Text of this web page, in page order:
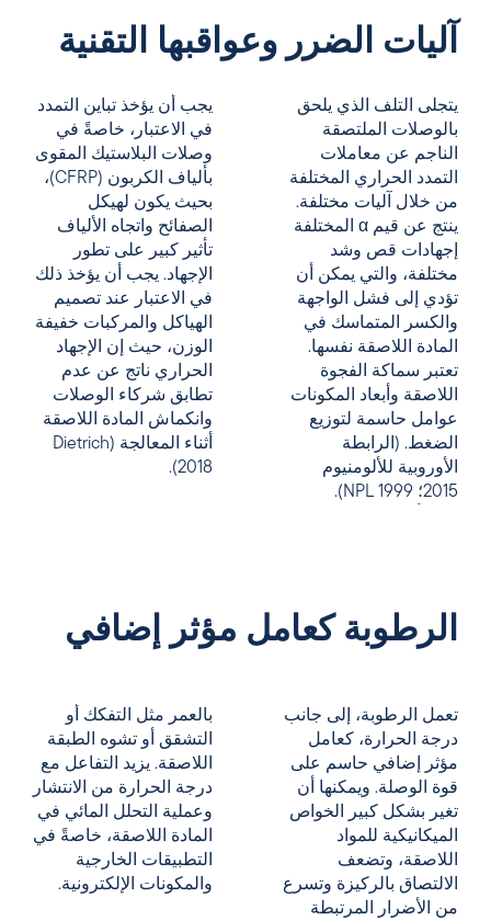
آليات الضرر وعواقبها التقنية
يتجلى التلف الذي يلحق
بالوصلات الملتصقة
الناجم عن معاملات
التمدد الحراري المختلفة
من خلال آليات مختلفة.
ينتج عن قيم α المختلفة
إجهادات قص وشد
مختلفة، والتي يمكن أن
تؤدي إلى فشل الواجهة
والكسر المتماسك في
المادة اللاصقة نفسها.
تعتبر سماكة الفجوة
اللاصقة وأبعاد المكونات
عوامل حاسمة لتوزيع
الضغط. (الرابطة
الأوروبية للألومنيوم
2015؛ NPL 1999).
يجب أن يؤخذ تباين التمدد
في الاعتبار، خاصةً في
وصلات البلاستيك المقوى
بألياف الكربون (CFRP)،
بحيث يكون لهيكل
الصفائح واتجاه الألياف
تأثير كبير على تطور
الإجهاد. يجب أن يؤخذ ذلك
في الاعتبار عند تصميم
الهياكل والمركبات خفيفة
الوزن، حيث إن الإجهاد
الحراري ناتج عن عدم
تطابق شركاء الوصلات
وانكماش المادة اللاصقة
أثناء المعالجة (Dietrich
2018).
الرطوبة كعامل مؤثر إضافي
تعمل الرطوبة، إلى جانب
درجة الحرارة، كعامل
مؤثر إضافي حاسم على
قوة الوصلة. ويمكنها أن
تغير بشكل كبير الخواص
الميكانيكية للمواد
اللاصقة، وتضعف
الالتصاق بالركيزة وتسرع
من الأضرار المرتبطة
بالعمر مثل التفكك أو
التشقق أو تشوه الطبقة
اللاصقة. يزيد التفاعل مع
درجة الحرارة من الانتشار
وعملية التحلل المائي في
المادة اللاصقة، خاصةً في
التطبيقات الخارجية
والمكونات الإلكترونية.